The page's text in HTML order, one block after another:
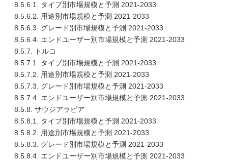
8.5.6.1. タイプ別市場規模と予測 2021-2033
8.5.6.2. 用途別市場規模と予測 2021-2033
8.5.6.3. グレード別市場規模と予測 2021-2033
8.5.6.4. エンドユーザー別市場規模と予測 2021-2033
8.5.7. トルコ
8.5.7.1. タイプ別市場規模と予測 2021-2033
8.5.7.2. 用途別市場規模と予測 2021-2033
8.5.7.3. グレード別市場規模と予測 2021-2033
8.5.7.4. エンドユーザー別市場規模と予測 2021-2033
8.5.8. サウジアラビア
8.5.8.1. タイプ別市場規模と予測 2021-2033
8.5.8.2. 用途別市場規模と予測 2021-2033
8.5.8.3. グレード別市場規模と予測 2021-2033
8.5.8.4. エンドユーザー別市場規模と予測 2021-2033